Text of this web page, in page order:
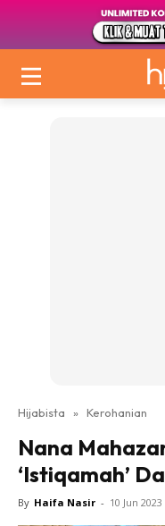
Hijabista » Kerohanian
Nana
‘Istiqamah’
By Haifa Nasir - 10 Jun 2023